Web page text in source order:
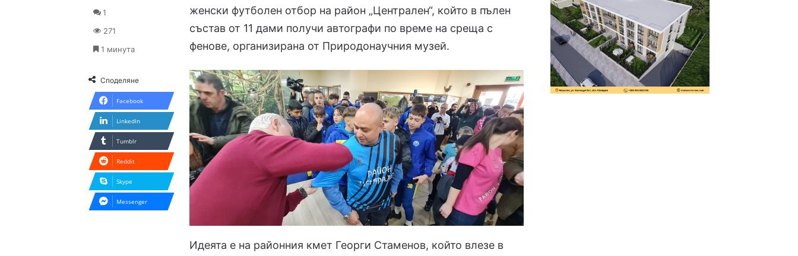
женски футболен отбор на район „Централен“, който в пълен
състав от 11 дами получи автографи по време на среща с
фенове, организирана от Природонаучния музей.
Идеята е на районния кмет Георги Стаменов, който влезе в
1
271
1 минута
Споделяне
Facebook
LinkedIn
Tumblr
Reddit
Skype
Messenger